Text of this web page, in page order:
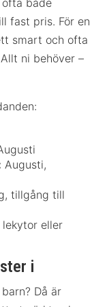
fast pris. För en
smart och ofta
ni behöver –
Augusti,
tillgång till
eller
i
Då är